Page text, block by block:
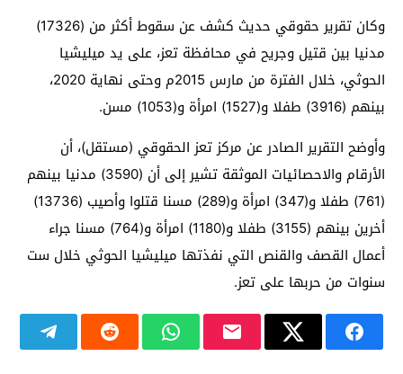
وكان تقرير حقوقي حديث كشف عن سقوط أكثر من (17326)
مدنيا بين قتيل وجريح في محافظة تعز، على يد ميليشيا
الحوثي، خلال الفترة من مارس 2015م وحتى نهاية 2020،
بينهم (3916) طفلا و(1527) امرأة و(1053) مسن.
وأوضح التقرير الصادر عن مركز تعز الحقوقي (مستقل)، أن
الأرقام والاحصائيات الموثقة تشير إلى أن (3590) مدنيا بينهم
(761) طفلا و(347) امرأة و(289) مسنا قتلوا وأصيب (13736)
أخرين بينهم (3155) طفلا و(1180) امرأة و(764) مسنا جراء
أعمال القصف والقنص التي نفذتها ميليشيا الحوثي خلال ست
سنوات من حربها على تعز.